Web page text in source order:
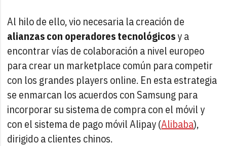
Al hilo de ello, vio necesaria la creación de
alianzas con operadores tecnológicosy a
encontrar vías de colaboración a nivel europeo
para crear un marketplace común para competir
con los grandes players online. En esta estrategia
se enmarcan los acuerdos con Samsung para
incorporar su sistema de compra con el móvil y
con el sistema de pago móvil Alipay (Alibaba),
dirigido a clientes chinos.